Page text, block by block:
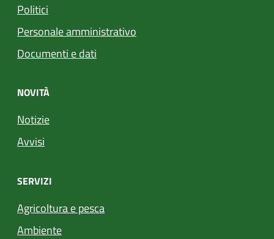
Politici
Personale amministrativo
Documenti e dati
NOVITÀ
Notizie
Avvisi
SERVIZI
Agricoltura e pesca
Ambiente